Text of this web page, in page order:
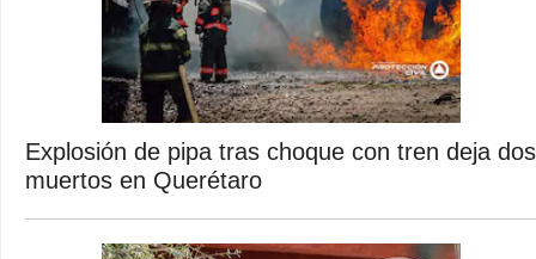
Explosión de pipa tras choque con tren deja dos
muertos en Querétaro